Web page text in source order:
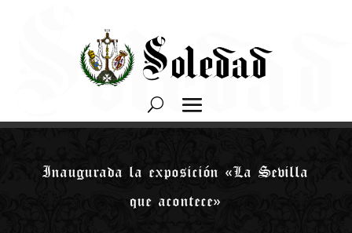
Inaugurada la exposición «La Sevilla
que acontece»